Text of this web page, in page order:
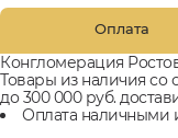
Оплата
Конгломерация
Товары из наличия со
до 300 000 руб.
Оплата наличными